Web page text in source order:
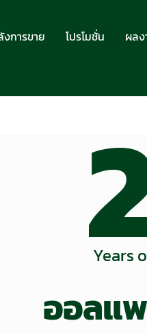
การขาย โปรโมชั่น ผล
Years
ออลแ